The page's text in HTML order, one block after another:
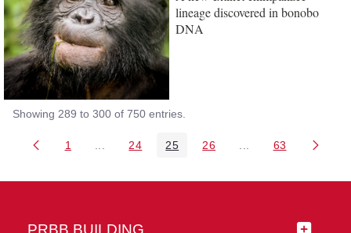
lineage discovered in bonobo
DNA
Showing 289 to 300 of 750 entries.
Page
1 Intermediate Pages Use TAB to navigate.
Page
24 Page
25 Page
26 Intermediate Pages
Page
63
PRBB BUILDING